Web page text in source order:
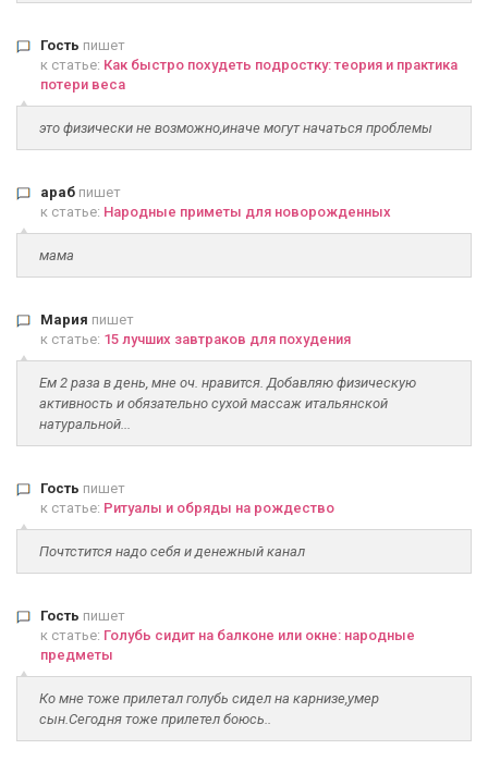
Гость пишет
к статье: Как быстро похудеть подростку: теория и практика
потери веса
это физически не возможно,иначе могут начаться проблемы
араб пишет
к статье: Народные приметы для новорожденных
мама
Мария пишет
к статье: 15 лучших завтраков для похудения
Ем 2 раза в день, мне оч. нравится. Добавляю физическую
активность и обязательно сухой массаж итальянской
натуральной...
Гость пишет
к статье: Ритуалы и обряды на рождество
Почтстится надо себя и денежный канал
Гость пишет
к статье: Голубь сидит на балконе или окне: народные
предметы
Ко мне тоже прилетал голубь сидел на карнизе,умер
сын.Сегодня тоже прилетел боюсь..